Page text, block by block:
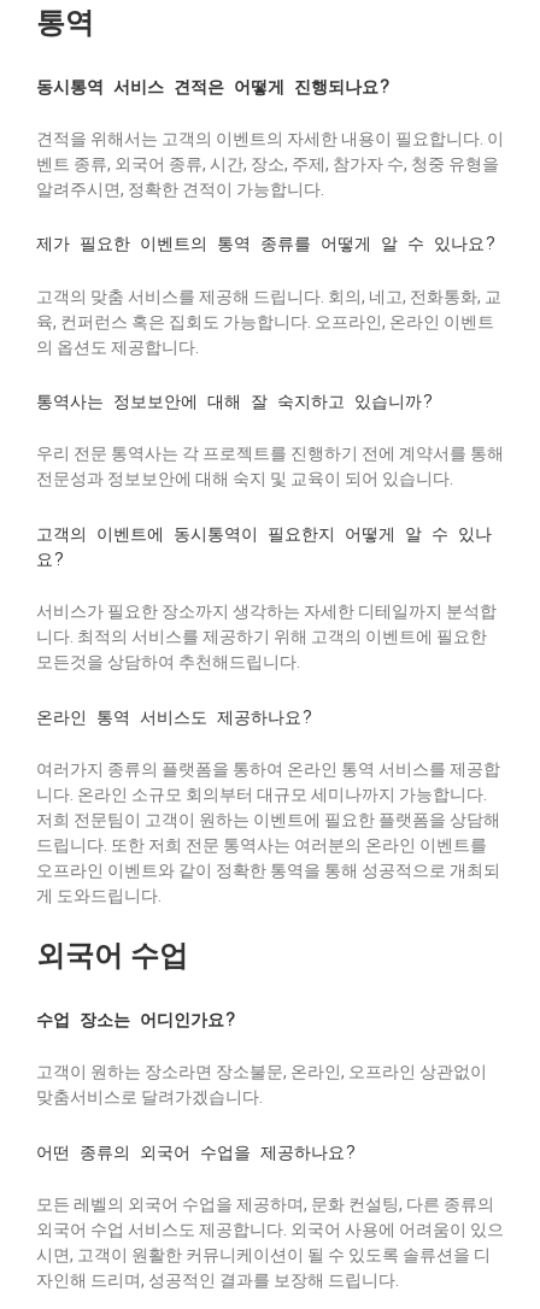
통역
동시통역 서비스 견적은 어떻게 진행되나요?
견적을 위해서는 고객의 이벤트의 자세한 내용이 필요합니다. 이
벤트 종류, 외국어 종류, 시간, 장소, 주제, 참가자 수, 청중 유형을
알려주시면, 정확한 견적이 가능합니다.
제가 필요한 이벤트의 통역 종류를 어떻게 알 수 있나요?
고객의 맞춤 서비스를 제공해 드립니다. 회의, 네고, 전화통화, 교
육, 컨퍼런스 혹은 집회도 가능합니다. 오프라인, 온라인 이벤트
의 옵션도 제공합니다.
통역사는 정보보안에 대해 잘 숙지하고 있습니까?
우리 전문 통역사는 각 프로젝트를 진행하기 전에 계약서를 통해
전문성과 정보보안에 대해 숙지 및 교육이 되어 있습니다.
고객의 이벤트에 동시통역이 필요한지 어떻게 알 수 있나
요?
서비스가 필요한 장소까지 생각하는 자세한 디테일까지 분석합
니다. 최적의 서비스를 제공하기 위해 고객의 이벤트에 필요한
모든것을 상담하여 추천해드립니다.
온라인 통역 서비스도 제공하나요?
여러가지 종류의 플랫폼을 통하여 온라인 통역 서비스를 제공합
니다. 온라인 소규모 회의부터 대규모 세미나까지 가능합니다.
저희 전문팀이 고객이 원하는 이벤트에 필요한 플랫폼을 상담해
드립니다. 또한 저희 전문 통역사는 여러분의 온라인 이벤트를
오프라인 이벤트와 같이 정확한 통역을 통해 성공적으로 개최되
게 도와드립니다.
외국어 수업
수업 장소는 어디인가요?
고객이 원하는 장소라면 장소불문, 온라인, 오프라인 상관없이
맞춤서비스로 달려가겠습니다.
어떤 종류의 외국어 수업을 제공하나요?
모든 레벨의 외국어 수업을 제공하며, 문화 컨설팅, 다른 종류의
외국어 수업 서비스도 제공합니다. 외국어 사용에 어려움이 있으
시면, 고객이 원활한 커뮤니케이션이 될 수 있도록 솔류션을 디
자인해 드리며, 성공적인 결과를 보장해 드립니다.